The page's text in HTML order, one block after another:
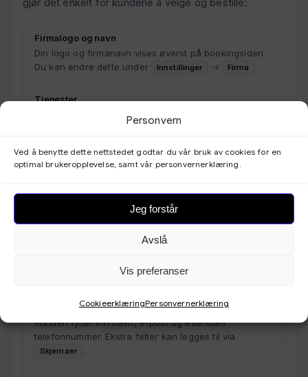
Personvern
Ved å benytte dette nettstedet godtar du vår bruk av cookies for en
optimal brukeropplevelse, samt vår personvernerklæring.
Jeg forstår
Avslå
Vis preferanser
CookieerklæringPersonvernerklæring
Firmalogo og navn
Din logo og firmanavn vises øverst på bookingsiden.
Du kan endre dette under
Innstillinger → Firma .
Tjenester
Alle aktive tjenester vises med navn, varighet, pris og
kunden velge hvem de ønsker — eller la systemet
tildele automatisk med
Tilfeldig alternativ
interaktiv kalender. Kun tilgjengelige tider vises.
Kundeinformasjon
Kunden fyller inn navn, e-post og eventuelt
telefonnummer. Ekstra felter kan legges til via
Skjemaer .